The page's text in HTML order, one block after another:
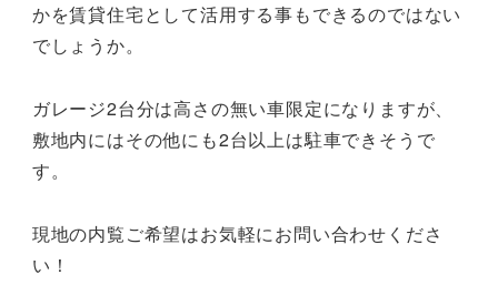
かを賃貸住宅として活用する事もできるのではない
でしょうか。
ガレージ2台分は高さの無い車限定になりますが、
敷地内にはその他にも2台以上は駐車できそうで
す。
現地の内覧ご希望はお気軽にお問い合わせくださ
い！